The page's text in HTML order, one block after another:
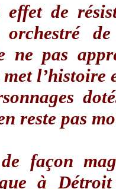
de
orchestré
ne pas
l’histoire
reste pas
façon
à Détroit